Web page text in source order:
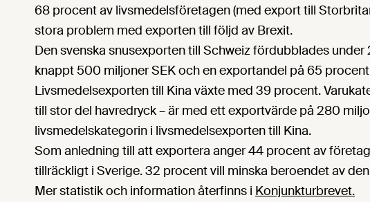
68 procent av livsmedelsföretagen (med export till
stora problem med exporten till följd av Brexit.
Den svenska snusexporten till Schweiz fördubblades
knappt 500 miljoner SEK och en exportandel på 65
Livsmedelsexporten till Kina växte med 39 procent.
till stor del havredryck – är med ett exportvärde på 280
livsmedelskategorin i livsmedelsexporten till Kina.
Som anledning till att exportera anger 44 procent av
tillräckligt i Sverige. 32 procent vill minska beroendet av
Mer statistik och information återfinns i Konjunkturbrevet.